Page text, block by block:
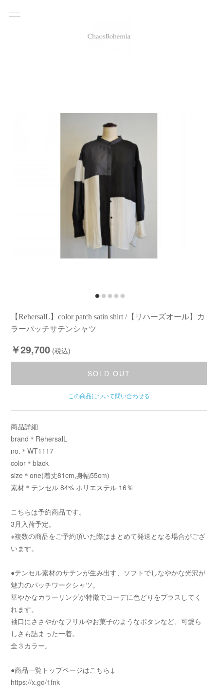
【RehersalL】color patch satin shirt /【リハーズオール】カ
ラーパッチサテンシャツ
￥29,700 (税込)
SOLD OUT
この商品について問い合わせる
商品詳細
brand＊RehersalL
no.＊WT1117
color＊black
size＊one(着丈81cm,身幅55cm)
素材＊テンセル 84% ポリエステル 16％
こちらは予約商品です。
3月入荷予定。
※複数の商品をご予約頂いた際はまとめて発送となる場合がござ
います。
●テンセル素材のサテンが生み出す、ソフトでしなやかな光沢が
魅力のパッチワークシャツ。
華やかなカラーリングが特徴でコーデに色どりをプラスしてく
れます。
袖口にささやかなフリルやお菓子のようなボタンなど、可愛ら
しさも詰まった一着。
全３カラー。
●商品一覧トップページはこちら↓
https://x.gd/1fnk